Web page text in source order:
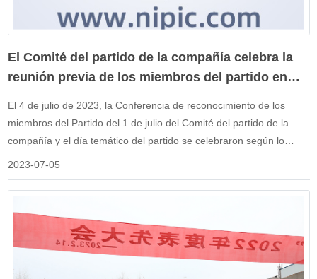
corazón. También sienta una base sólida para afectar aún más el
ambiente de calidad de todos los empleados.
El Comité del partido de la compañía celebra la
reunión previa de los miembros del partido en
El 4 de julio de 2023, la Conferencia de reconocimiento de los
miembros del Partido del 1 de julio del Comité del partido de la
compañía y el día temático del partido se celebraron según lo
programado en la Sala de actividades de construcción del partido
se unen al partido y los ingenieros de nivel medio y Director no
miembros del partido son invitados a participar en la reunión. En la
reunión, el Comité del partido de la compañía elogió a un nuevo
miembro sobresaliente del partido, seis miembros sobresalientes
del partido, dos pioneros del partido y un Secretario sobresaliente
2023-07-05